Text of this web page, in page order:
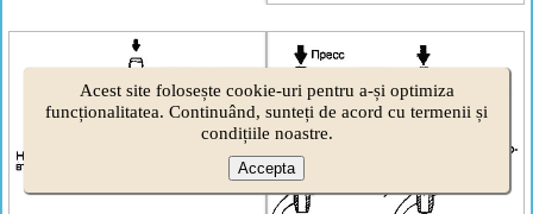
Acest site folosește cookie-uri pentru a-și optimiza
funcționalitatea. Continuând, sunteți de acord cu termenii și
condițiile noastre.
Accepta